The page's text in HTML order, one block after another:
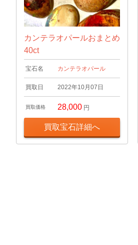
カンテラオパールおまとめ
40ct
宝石名 カンテラオパール
買取日 2022年10月07日
買取価格 28,000 円
買取宝石詳細へ